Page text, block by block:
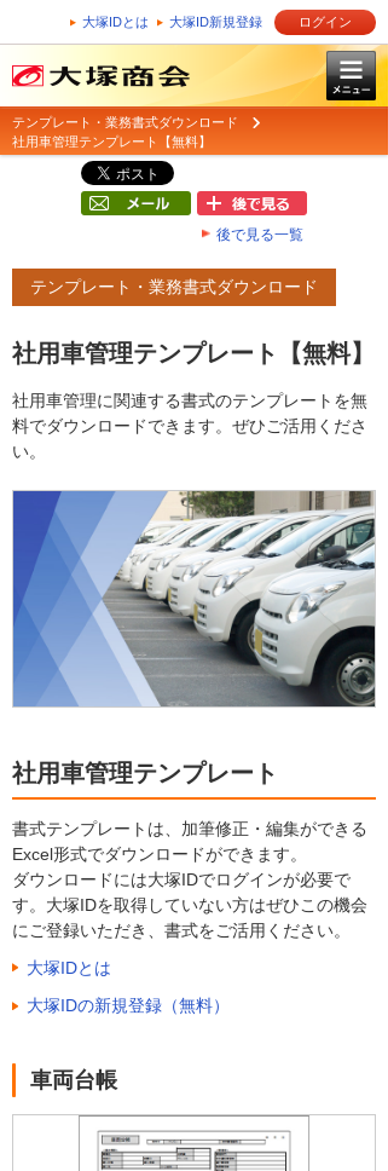
大塚IDとは 大塚ID新規登録 ログイン
テンプレート・業務書式ダウンロード
社用車管理テンプレート【無料】
後で見る一覧
テンプレート・業務書式ダウンロード
社用車管理テンプレート【無料】
社用車管理に関連する書式のテンプレートを無
料でダウンロードできます。ぜひご活用くださ
い。
社用車管理テンプレート
書式テンプレートは、加筆修正・編集ができる
Excel形式でダウンロードができます。
ダウンロードには大塚IDでログインが必要で
す。大塚IDを取得していない方はぜひこの機会
にご登録いただき、書式をご活用ください。
大塚IDとは
大塚IDの新規登録（無料）
車両台帳